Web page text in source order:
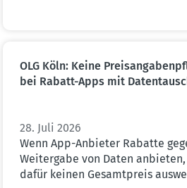
OLG Köln: Keine
bei Rabatt-Apps mit
28. Juli 2026
Wenn App-Anbieter Rabatte
Weitergabe von Daten anbieten,
dafür keinen Gesamtpreis